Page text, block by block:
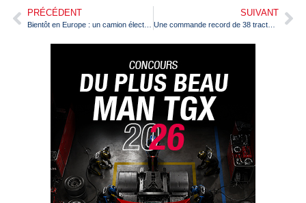
PRÉCÉDENT SUIVANT
Une commande record de 38 tracteurs Volvo FH Aero pour les transports Delisle